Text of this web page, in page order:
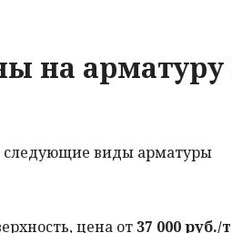
на арматуру
следующие виды арматуры
цена от 37 000 руб./т